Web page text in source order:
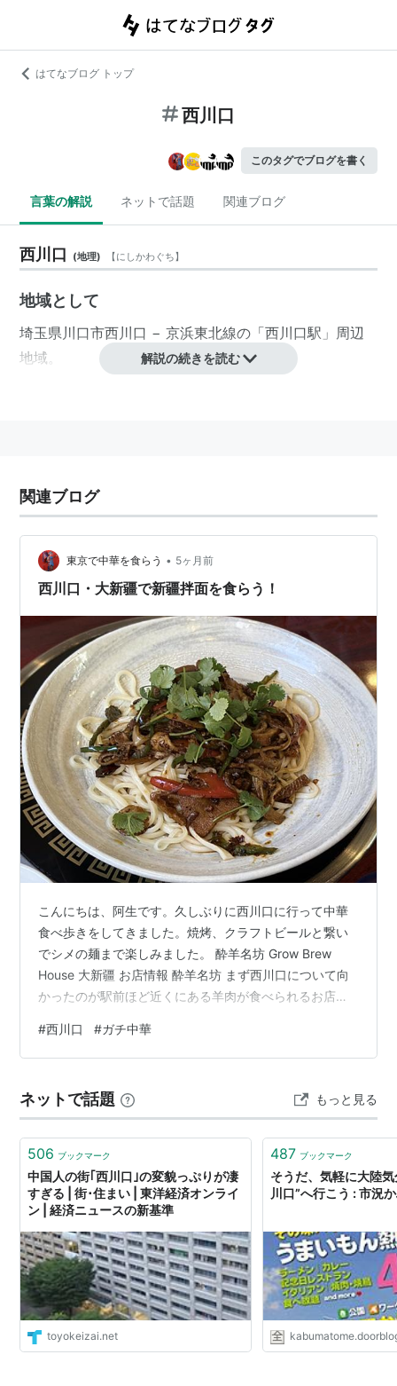
はてなブログ トップ
西川口
このタグでブログを書く
言葉の解説 ネットで話題 関連ブログ
西川口 (地理) 【にしかわぐち】
地域として
埼玉県川口市西川口 −京浜東北線の「西川口駅 」周辺
地域。
り、イベントをしたりとがんばっているそうです。
2009年3月には、商店街の公式サイトも完成。こちらに
は、西川口の歴史もまとまっています。
西川口駅 JR東日本（京浜東北線）
埼玉県川口市並木に存在する、JR東日本の駅。→ 西川
口駅
○リスト：駅キーワード
解説の続きを読む
関連ブログ
東京で中華を食らう • 5ヶ月前
西川口・大新疆で新疆拌面を食らう！
こんにちは、阿生です。久しぶりに西川口に行って中華
食べ歩きをしてきました。焼烤、クラフトビールと繋い
でシメの麺まで楽しみました。 酔羊名坊 Grow Brew
House 大新疆 お店情報 酔羊名坊 まず西川口について向
かったのが駅前ほど近くにある羊肉が食べられるお店、
サービスで使えるクーポンが配布されていたので、使え
る店で探したらこの店がヒットしたのだ。 こちらから登
うぞ。 https://www.hotpepper.jp/CSP/pwic10/?
walkinIpcGroupCd=I…
#西川口 #ガチ中華
ネットで話題 もっと見る
506 ブックマーク
中国人の街｢西川口｣の変貌っぷりが凄
すぎる | 街･住まい | 東洋経済オンライ
ン | 経済ニュースの新基準
toyokeizai.net
487 ブックマーク
そうだ、気軽に大陸
川口”へ行こう : 市況